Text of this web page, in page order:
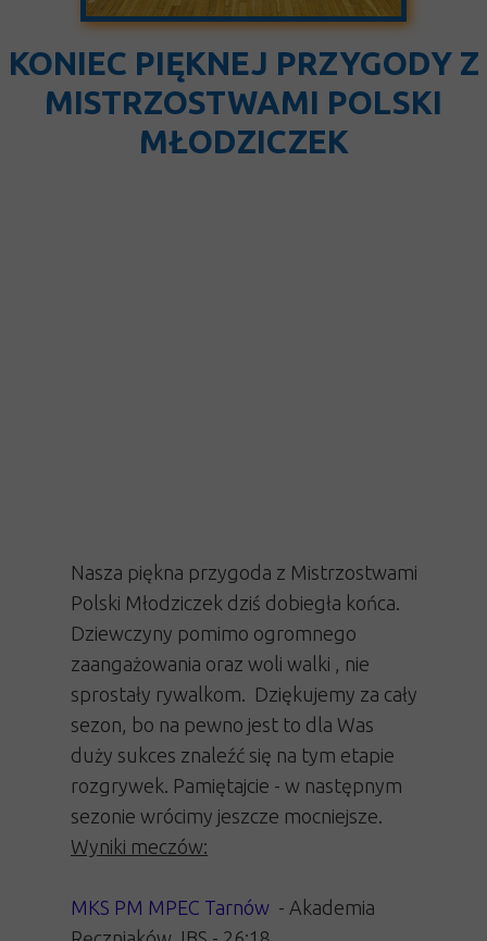
KONIEC PIĘKNEJ PRZYGODY Z
MISTRZOSTWAMI POLSKI
MŁODZICZEK
Nasza piękna przygoda z Mistrzostwami
Polski Młodziczek dziś dobiegła końca.
Dziewczyny pomimo ogromnego
zaangażowania oraz woli walki , nie
sprostały rywalkom. Dziękujemy za cały
sezon, bo na pewno jest to dla Was
duży sukces znaleźć się na tym etapie
rozgrywek. Pamiętajcie - w następnym
sezonie wrócimy jeszcze mocniejsze.
Wyniki meczów:
MKS PM MPEC Tarnów - Akademia